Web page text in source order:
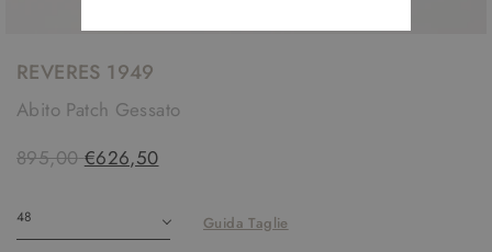
REVERES 1949
Abito Patch Gessato
895,00 €626,50
Guida Taglie